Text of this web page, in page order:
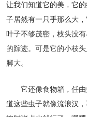
让我们知道它的美，它
子居然有一只手那么大
叶子不够茂密，枝头没
的踪迹。可是它的小枝
脚大。
它还像食物箱，任
道这些虫子就像流浪汉